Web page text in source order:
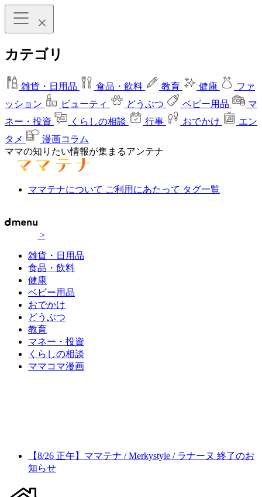
カテゴリ
雑貨・日用品 食品・飲料 教育 健康
ファ
ッション
ビューティ どうぶつ ベビー用品
マ
ネー・投資
くらしの相談 行事 おでかけ
エン
タメ
漫画コラム
ママの知りたい情報が集まるアンテナ
ママテナについて ご利用にあたって タグ一覧
>
雑貨・日用品
食品・飲料
健康
ベビー用品
おでかけ
どうぶつ
教育
マネー・投資
くらしの相談
ママコマ漫画
【8/26 正午】ママテナ / Merkystyle / ラナーヌ 終了のお
知らせ